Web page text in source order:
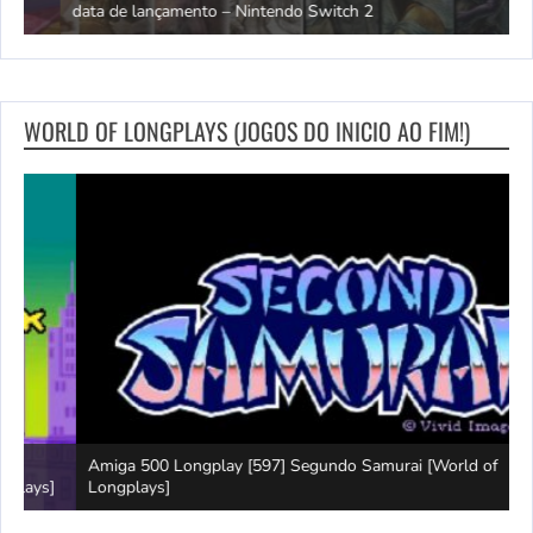
data de lançamento – Nintendo Switch 2
WORLD OF LONGPLAYS (JOGOS DO INICIO AO FIM!)
Amiga 500 Longplay [597] Segundo Samurai [World of
Longplays]